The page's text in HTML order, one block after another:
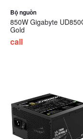
Bộ nguồn
850W Gigabyte
Gold
call